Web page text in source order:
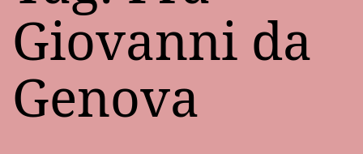
Giovanni da
Genova